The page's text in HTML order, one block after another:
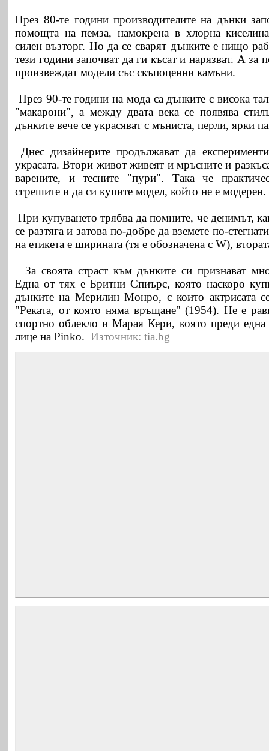
През 80-те години производителите на дънки
помощта на пемза, намокрена в хлорна
силен възторг. Но да се сварят дънките е нищо
тези години започват да ги късат и нарязват. А за
произвеждат модели със скъпоценни камъни.
През 90-те години на мода са дънките с висока
"макарони", а между двата века се появява
дънките вече се украсяват с мъниста, перли, ярки
Днес дизайнерите продължават да
украсата. Втори живот живеят и мръсните и
варените, и тесните "пури". Така че
сгрешите и да си купите модел, който не е модерен.
При купуването трябва да помните, че денимът,
се разтяга и затова по-добре да вземете по-
на етикета е ширината (тя е обозначена с W),
За своята страст към дънките си признават
Една от тях е Бритни Спиърс, която наскоро
дънките на Мерилин Монро, с които актрисата
"Реката, от която няма връщане" (1954). Не е
спортно облекло и Марая Кери, която преди една
лице на Pinko. Източник: tia.bg